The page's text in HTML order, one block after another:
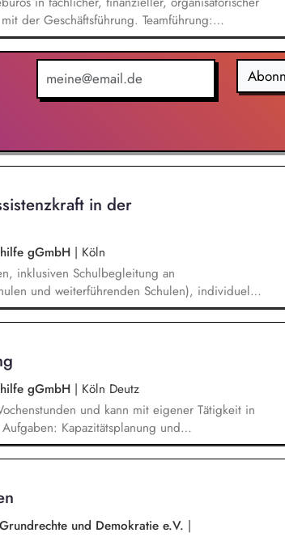
der Geschäftsführung. Teamführung:
Strategische Organisationsentwicklung: Sie
Weiterentwicklung des TOA-
Information und Qualitätssicherung.
Budgetierung und Projektcontrolling im
in der
gGmbH | Köln
inklusiven Schulbegleitung an
und weiterführenden Schulen), individuelle
und in den Pausenzeiten, Beziehungs-
von Methoden und Strategien mit den
Selbstständigkeit und Teilhabe zu fördern.
gGmbH | Köln Deutz
und kann mit eigener Tätigkeit in
Kapazitätsplanung und
Zielvereinbarung und
Förderung Teambuilding und Teamarbeit,
im Hilfeplanverfahren, Kommunikation im
und Schule.
und Demokratie e.V. |